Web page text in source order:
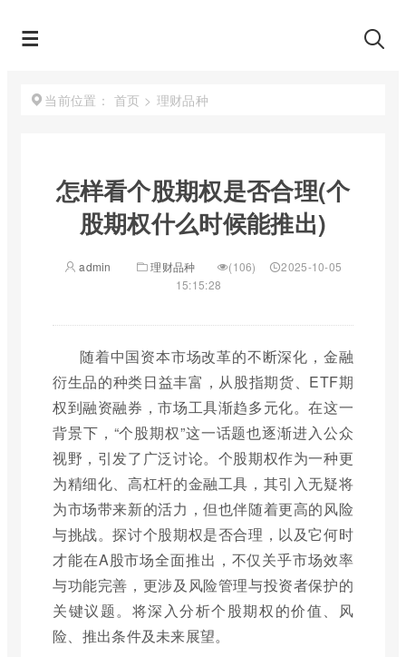
当前位置： 首页 > 理财品种
怎样看个股期权是否合理(个
股期权什么时候能推出)
admin 理财品种 (106)
2025-10-05
15:15:28
随着中国资本市场改革的不断深化，金融
衍生品的种类日益丰富，从股指期货、ETF期
权到融资融券，市场工具渐趋多元化。在这一
背景下，“个股期权”这一话题也逐渐进入公众
视野，引发了广泛讨论。个股期权作为一种更
为精细化、高杠杆的金融工具，其引入无疑将
为市场带来新的活力，但也伴随着更高的风险
与挑战。探讨个股期权是否合理，以及它何时
才能在A股市场全面推出，不仅关乎市场效率
与功能完善，更涉及风险管理与投资者保护的
关键议题。将深入分析个股期权的价值、风
险、推出条件及未来展望。